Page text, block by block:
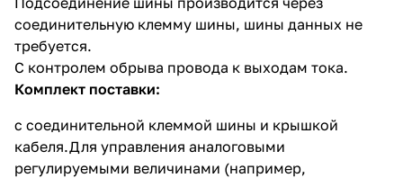
соединительную клемму шины, шины данных не
требуется.
С контролем обрыва провода к выходам тока.
Комплект поставки:
с соединительной клеммой шины и крышкой
кабеля.Для управления аналоговыми
регулируемыми величинами (например,